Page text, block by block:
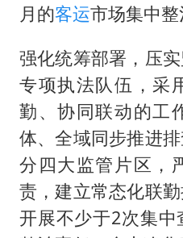
百花
夯实
月的客运市场集中整
强化统筹部署，压
专项执法队伍，采
勤、协同联动的工
体、全域同步推进
分四大监管片区，
责，建立常态化联
开展不少于2次集